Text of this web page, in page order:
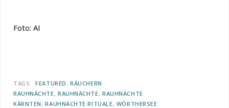
Foto: AI
TAGS: FEATURED
RÄUCHERN
RAUHNÄCHTE RAUHNÄCHTE RAUHNÄCHTE
KÄRNTEN
RAUHNÄCHTE RITUALE WÖRTHERSEE